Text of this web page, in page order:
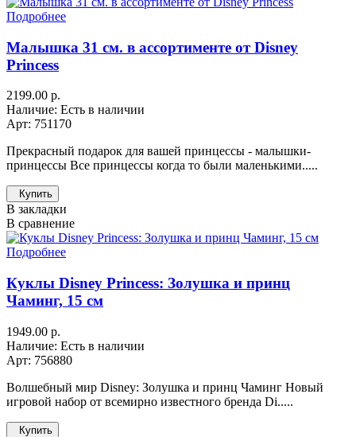
Подробнее
Малышка 31 см. в ассортименте от Disney
Princess
2199.00 р.
Наличие: Есть в наличии
Арт: 751170
Прекрасный подарок для вашей принцессы - малышки-
принцессы Все принцессы когда то были маленькими.....
Купить
В закладки
В сравнение
Подробнее
Куклы Disney Princess: Золушка и принц
Чаминг, 15 см
1949.00 р.
Наличие: Есть в наличии
Арт: 756880
Волшебный мир Disney: Золушка и принц Чаминг Новый
игровой набор от всемирно известного бренда Di.....
Купить